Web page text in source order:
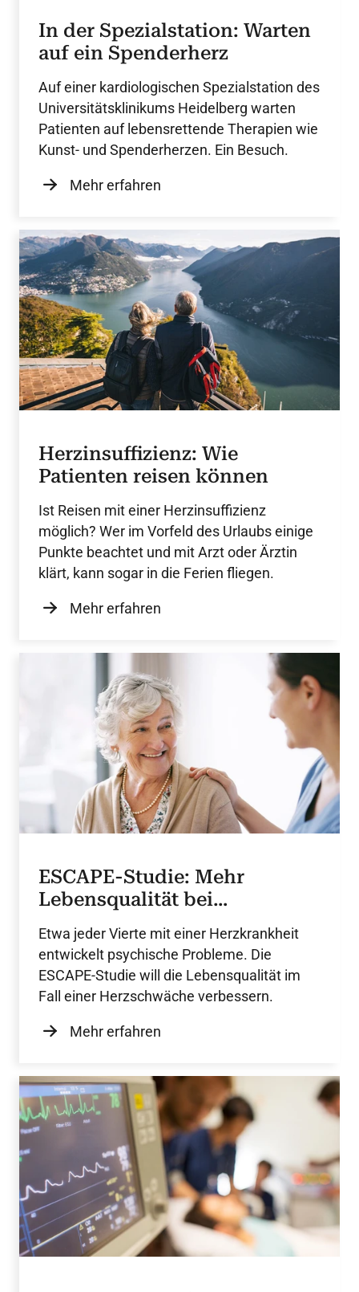
In der Spezialstation: Warten
auf ein Spenderherz
Auf einer kardiologischen Spezialstation des
Universitätsklinikums Heidelberg warten
Patienten auf lebensrettende Therapien wie
Kunst- und Spenderherzen. Ein Besuch.
Mehr erfahren
Herzinsuffizienz: Wie
Patienten reisen können
Ist Reisen mit einer Herzinsuffizienz
möglich? Wer im Vorfeld des Urlaubs einige
Punkte beachtet und mit Arzt oder Ärztin
klärt, kann sogar in die Ferien fliegen.
Mehr erfahren
ESCAPE-Studie: Mehr
Lebensqualität bei
Herzschwäche?
Etwa jeder Vierte mit einer Herzkrankheit
entwickelt psychische Probleme. Die
ESCAPE-Studie will die Lebensqualität im
Fall einer Herzschwäche verbessern.
Mehr erfahren